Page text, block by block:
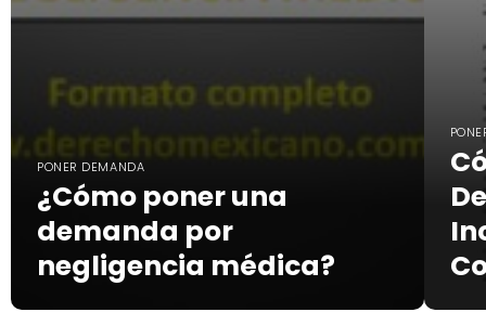
PONER DEMANDA
¿Cómo poner una
demanda por
negligencia médica?